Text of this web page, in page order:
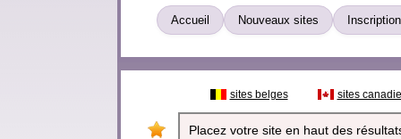
Accueil Nouveaux sites
sites belges sites
Placez votre site en haut des